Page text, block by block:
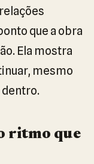
que a obra
Ela mostra
mesmo
dentro.
ritmo que